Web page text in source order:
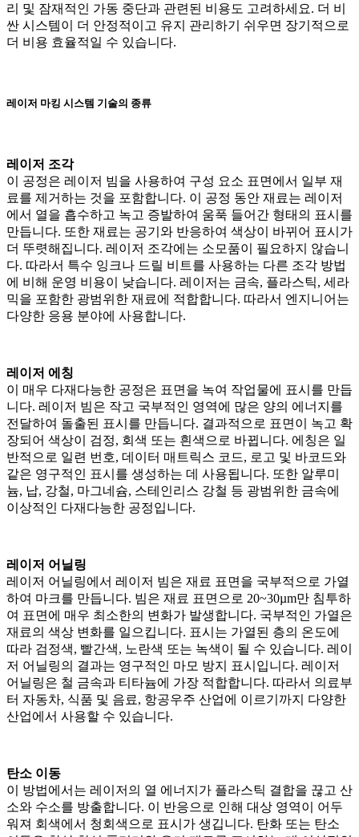
리 및 잠재적인 가동 중단과 관련된 비용도 고려하세요. 더 비
싼 시스템이 더 안정적이고 유지 관리하기 쉬우면 장기적으로
더 비용 효율적일 수 있습니다.
레이저 마킹 시스템 기술의 종류
레이저 조각
이 공정은 레이저 빔을 사용하여 구성 요소 표면에서 일부 재
료를 제거하는 것을 포함합니다. 이 공정 동안 재료는 레이저
에서 열을 흡수하고 녹고 증발하여 움푹 들어간 형태의 표시를
만듭니다. 또한 재료는 공기와 반응하여 색상이 바뀌어 표시가
더 뚜렷해집니다. 레이저 조각에는 소모품이 필요하지 않습니
다. 따라서 특수 잉크나 드릴 비트를 사용하는 다른 조각 방법
에 비해 운영 비용이 낮습니다. 레이저는 금속, 플라스틱, 세라
믹을 포함한 광범위한 재료에 적합합니다. 따라서 엔지니어는
다양한 응용 분야에 사용합니다.
레이저 에칭
이 매우 다재다능한 공정은 표면을 녹여 작업물에 표시를 만듭
니다. 레이저 빔은 작고 국부적인 영역에 많은 양의 에너지를
전달하여 돌출된 표시를 만듭니다. 결과적으로 표면이 녹고 확
장되어 색상이 검정, 회색 또는 흰색으로 바뀝니다. 에칭은 일
반적으로 일련 번호, 데이터 매트릭스 코드, 로고 및 바코드와
같은 영구적인 표시를 생성하는 데 사용됩니다. 또한 알루미
늄, 납, 강철, 마그네슘, 스테인리스 강철 등 광범위한 금속에
이상적인 다재다능한 공정입니다.
레이저 어닐링
레이저 어닐링에서 레이저 빔은 재료 표면을 국부적으로 가열
하여 마크를 만듭니다. 빔은 재료 표면으로 20~30µm만 침투하
여 표면에 매우 최소한의 변화가 발생합니다. 국부적인 가열은
재료의 색상 변화를 일으킵니다. 표시는 가열된 층의 온도에
따라 검정색, 빨간색, 노란색 또는 녹색이 될 수 있습니다. 레이
저 어닐링의 결과는 영구적인 마모 방지 표시입니다. 레이저
어닐링은 철 금속과 티타늄에 가장 적합합니다. 따라서 의료부
터 자동차, 식품 및 음료, 항공우주 산업에 이르기까지 다양한
산업에서 사용할 수 있습니다.
탄소 이동
이 방법에서는 레이저의 열 에너지가 플라스틱 결합을 끊고 산
소와 수소를 방출합니다. 이 반응으로 인해 대상 영역이 어두
워져 회색에서 청회색으로 표시가 생깁니다. 탄화 또는 탄소